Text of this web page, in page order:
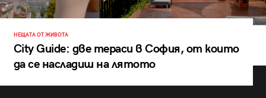
НЕЩАТА ОТ ЖИВОТА
City Guide: две тераси в София, от които
да се насладиш на лятото